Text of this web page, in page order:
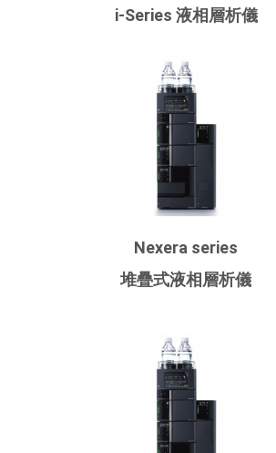
i-Series 液相層析儀
Nexera series
堆疊式液相層析儀